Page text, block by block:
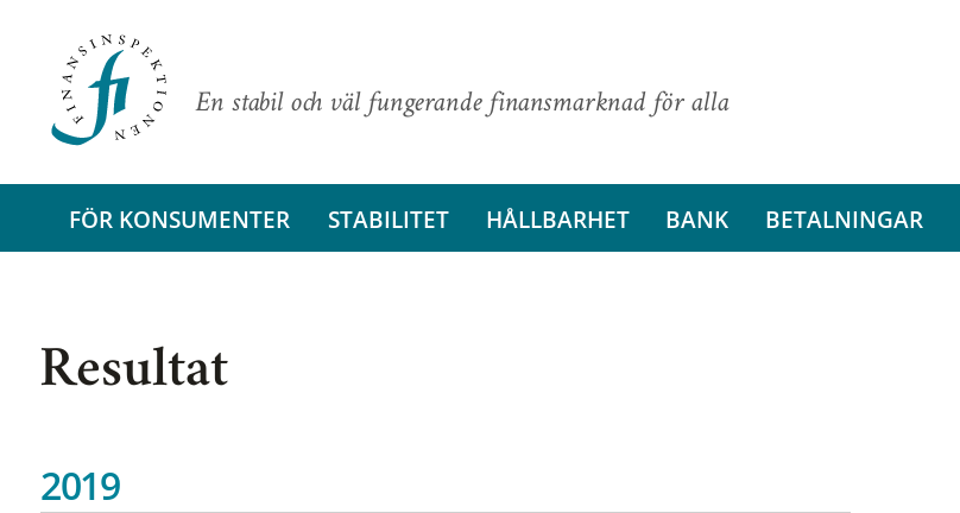
En stabil och väl fungerande finansmarknad för alla
FÖR KONSUMENTER STABILITET HÅLLBARHET BANK BETALNINGAR
Resultat
2019